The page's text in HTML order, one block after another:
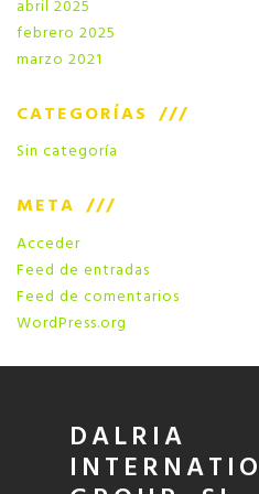
febrero 2025
marzo 2021
CATEGORÍAS
Sin categoría
META
Acceder
Feed de entradas
Feed de comentarios
WordPress.org
DALRIA